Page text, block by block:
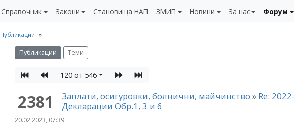
Справочник Закони Становища НАП ЗМИП Новини За нас Форум
Публикации
Публикации Теми
120 от 546
2381 Заплати, осигуровки, болнични, майчинство» Re:
Декларации Обр.1, 3 и 6
20.02.2023, 07:39